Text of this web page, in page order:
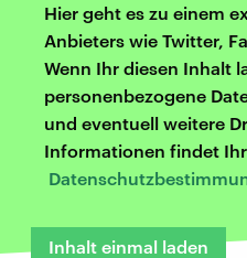
Hier geht es zu einem
Anbieters wie Twitter,
Wenn Ihr diesen Inhalt
personenbezogene
und eventuell weitere
Informationen findet
Inhalt einmal laden